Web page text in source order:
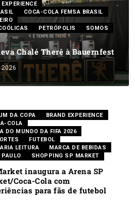
COCA-COLA FEMSA BRASIL
PETRÓPOLIS
SOMOS
Chalé Therê à Bauernfest
DA COPA
BRAND EXPERIENCE
COLA
DO MUNDO DA FIFA 2026
FUTEBOL
LEITURA
MARCA DE BEBIDAS
PAULO
SHOPPING SP MARKET
inaugura a Arena SP
Coca-Cola com
para fãs de futebol